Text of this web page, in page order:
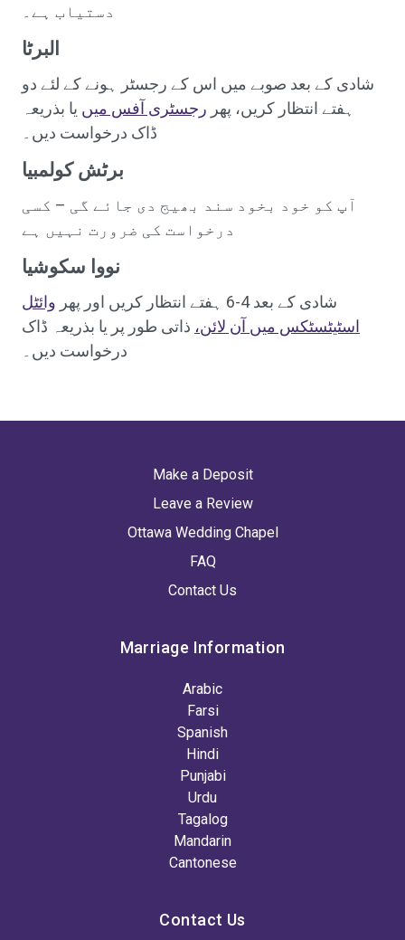
دستیاب ہے۔
البرٹا
شادی کے بعد صوبے میں اس کے رجسٹر ہونے کے لئے دو
ہفتے انتظار کریں، پھر رجسٹری آفس میں یا بذریعہ
ڈاک درخواست دیں۔
برٹش کولمبیا
آپ کو خود بخود سند بھیج دی جائے گی – کسی
درخواست کی ضرورت نہیں ہے
نووا سکوشیا
شادی کے بعد 4-6 ہفتے انتظار کریں اور پھر
وائٹل
اسٹیٹسٹکس میں آن لائن، ذاتی طور پر یا بذریعہ ڈاک
درخواست دیں۔
Make a Deposit
Leave a Review
Ottawa Wedding Chapel
FAQ
Contact Us
Marriage Information
Arabic
Farsi
Spanish
Hindi
Punjabi
Urdu
Tagalog
Mandarin
Cantonese
Contact Us